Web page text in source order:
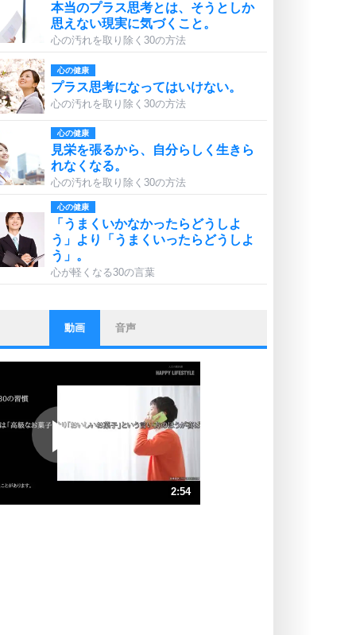
本当のプラス思考とは、そうとしか
思えない現実に気づくこと。
心の汚れを取り除く30の方法
心の健康
プラス思考になってはいけない。
心の汚れを取り除く30の方法
心の健康
見栄を張るから、自分らしく生きら
れなくなる。
心の汚れを取り除く30の方法
心の健康
「うまくいかなかったらどうしよ
う」より「うまくいったらどうしよ
う」。
心が軽くなる30の言葉
ストレス対策
他人と比べない。
いっそのこと、他人を見ない。
ポジティブになれない原因は、行動
ポジティブ思考になる30の方法
ストレス対策
動画 音声
2:54